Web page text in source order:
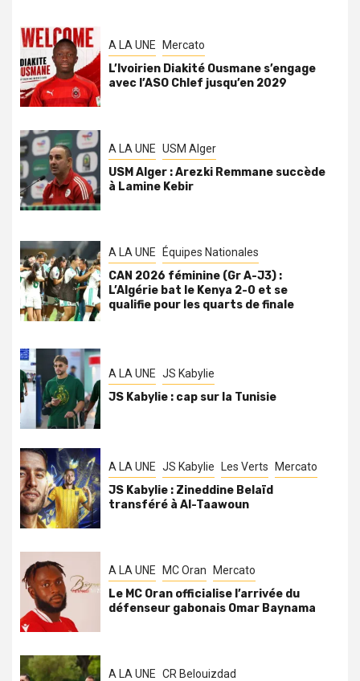
A LA UNE Mercato
L’Ivoirien Diakité Ousmane s’engage
avec l’ASO Chlef jusqu’en 2029
A LA UNE USM Alger
USM Alger : Arezki Remmane succède
à Lamine Kebir
A LA UNE Équipes Nationales
CAN 2026 féminine (Gr A-J3) :
L’Algérie bat le Kenya 2-0 et se
qualifie pour les quarts de finale
A LA UNE JS Kabylie
JS Kabylie : cap sur la Tunisie
A LA UNE JS Kabylie Les Verts Mercato
JS Kabylie : Zineddine Belaïd
transféré à Al-Taawoun
A LA UNE MC Oran Mercato
Le MC Oran officialise l’arrivée du
défenseur gabonais Omar Baynama
A LA UNE CR Belouizdad